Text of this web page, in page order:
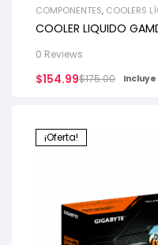
COMPONENTES, COOLERS
COOLER LIQUIDO
0 Reviews
$175.00
$154.99 Incluye
¡Oferta!